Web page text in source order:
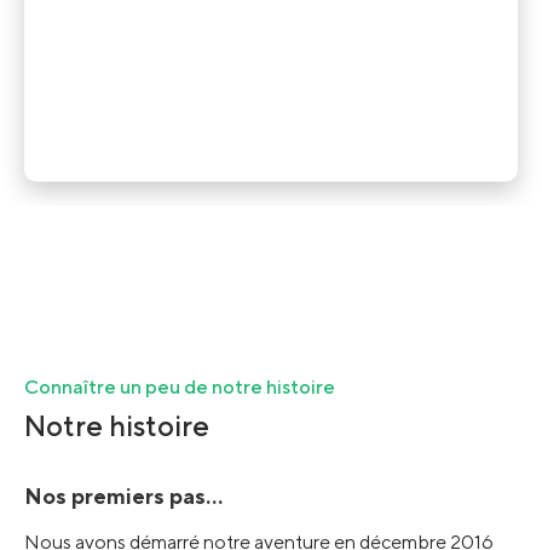
Connaître un peu de notre histoire
Notre histoire
Nos premiers pas...
Nous avons démarré notre aventure en décembre 2016